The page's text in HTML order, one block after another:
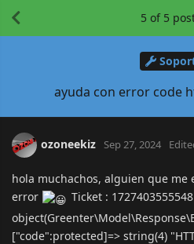
ayuda con error code
5 of 5
ozoneekiz Sep 27, 2024
hola muchachos, alguien que me
error
Ticket : 1727403555548
["code":protected]=> string(4)